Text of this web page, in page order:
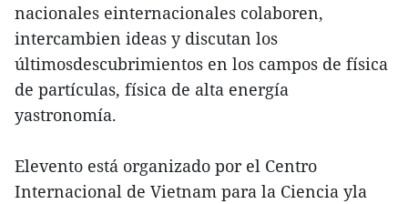
nacionales einternacionales colaboren,
intercambien ideas y discutan los
últimosdescubrimientos en los campos de física
de partículas, física de alta energía
yastronomía.
Elevento está organizado por el Centro
Internacional de Vietnam para la Ciencia yla